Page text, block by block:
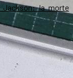
Jackson: la morte